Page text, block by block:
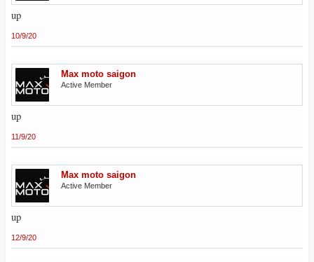
up
10/9/20
Max moto saigon
Active Member
up
11/9/20
Max moto saigon
Active Member
up
12/9/20